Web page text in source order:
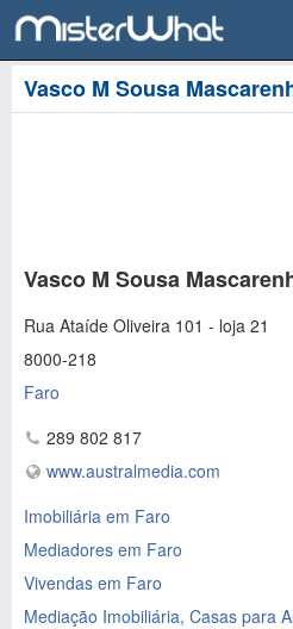
Vasco M Sousa
Vasco M Sousa
Rua Ataíde Oliveira 101 - loja 21
8000-218
Faro
289 802 817
www.australmedia.com
Imobiliária em Faro
Mediadores em Faro
Vivendas em Faro
Mediação Imobiliária, Casas para